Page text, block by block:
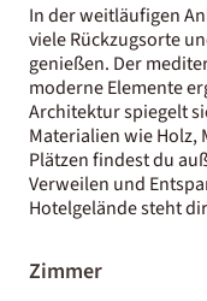
In der weitläufigen
viele Rückzugsorte
genießen. Der
moderne Elemente
Architektur spiegelt
Materialien wie Holz,
Plätzen findest du
Verweilen und
Hotelgelände steht
Zimmer